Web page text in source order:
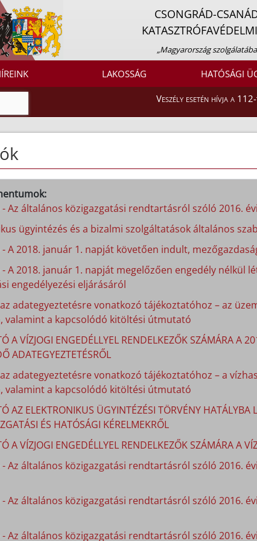
CSONGRÁD-
„Magyarország
LAKOSSÁG HATÓSÁGI
Veszély esetén hívja a
Az általános közigazgatási rendtartásról szóló 2016.
ügyintézés és a bizalmi szolgáltatások általános
A 2018. január 1. napját követően indult,
A 2018. január 1. napját megelőzően engedély nélkül
engedélyezési eljárásáról
adategyeztetésre vonatkozó tájékoztatóhoz – az
valamint a kapcsolódó kitöltési útmutató
A VÍZJOGI ENGEDÉLLYEL RENDELKEZŐK SZÁMÁRA A
ADATEGYEZTETÉSRŐL
adategyeztetésre vonatkozó tájékoztatóhoz – a
valamint a kapcsolódó kitöltési útmutató
AZ ELEKTRONIKUS ÜGYINTÉZÉSI TÖRVÉNY
ÉS HATÓSÁGI KÉRELMEKRŐL
A VÍZJOGI ENGEDÉLLYEL RENDELKEZŐK SZÁMÁRA A
Az általános közigazgatási rendtartásról szóló 2016.
Az általános közigazgatási rendtartásról szóló 2016.
Az általános közigazgatási rendtartásról szóló 2016.